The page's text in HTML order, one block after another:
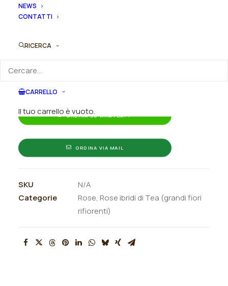
NEWS
CONTATTI
RICERCA
CARRELLO
Il tuo carrello è vuoto.
Rosa
Blue
(Mainzer
quantità
Ordina subito questo prodotto!
indicando la dimensione del vaso desiderata e la
quantità
ORDINA SU WHATSAPP
ORDINA VIA MAIL
SKU
N/A
Categorie
Rose, Rose ibridi di Tea (grandi fiori
rifiorenti)